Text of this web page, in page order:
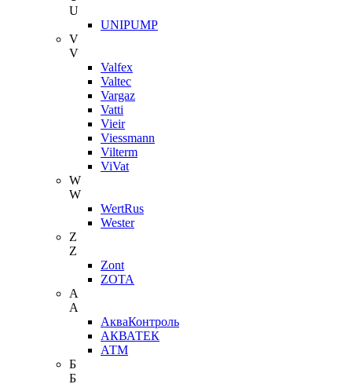
U
UNIPUMP
V
V
Valfex
Valtec
Vargaz
Vatti
Vieir
Viessmann
Vilterm
ViVat
W
W
WertRus
Wester
Z
Z
Zont
ZOTA
А
А
АкваКонтроль
АКВАТЕК
АТМ
Б
Б